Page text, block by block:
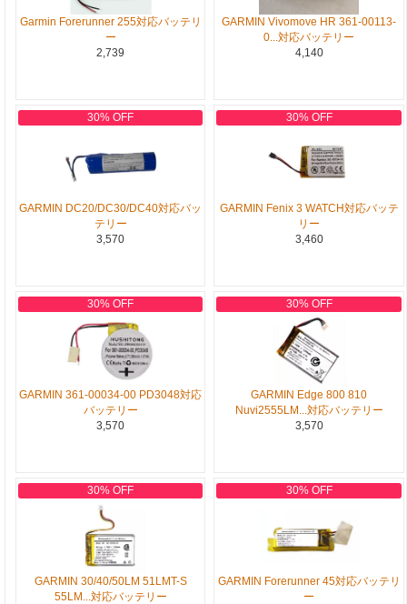
Garmin Forerunner 255対応バッテリ
ー
2,739
GARMIN Vivomove HR 361-00113-
0...対応バッテリー
4,140
30% OFF
GARMIN DC20/DC30/DC40対応バッ
テリー
3,570
30% OFF
GARMIN Fenix 3 WATCH対応バッテ
リー
3,460
30% OFF
GARMIN 361-00034-00 PD3048対応
バッテリー
3,570
30% OFF
GARMIN Edge 800 810
Nuvi2555LM...対応バッテリー
3,570
30% OFF
GARMIN 30/40/50LM 51LMT-S
55LM...対応バッテリー
30% OFF
GARMIN Forerunner 45対応バッテリ
ー